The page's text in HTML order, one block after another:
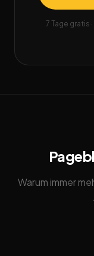
7 Tage gratis
Warum immer